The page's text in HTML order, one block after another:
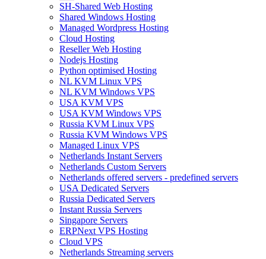
SH-Shared Web Hosting
Shared Windows Hosting
Managed Wordpress Hosting
Cloud Hosting
Reseller Web Hosting
Nodejs Hosting
Python optimised Hosting
NL KVM Linux VPS
NL KVM Windows VPS
USA KVM VPS
USA KVM Windows VPS
Russia KVM Linux VPS
Russia KVM Windows VPS
Managed Linux VPS
Netherlands Instant Servers
Netherlands Custom Servers
Netherlands offered servers - predefined servers
USA Dedicated Servers
Russia Dedicated Servers
Instant Russia Servers
Singapore Servers
ERPNext VPS Hosting
Cloud VPS
Netherlands Streaming servers